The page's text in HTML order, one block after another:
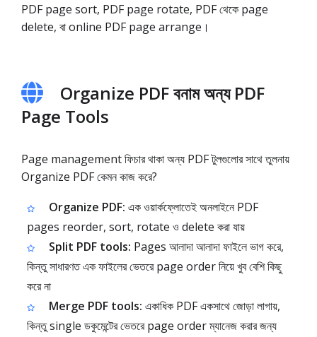
PDF page sort, PDF page rotate, PDF থেকে page
delete, বা online PDF page arrange।
Organize PDF বনাম অন্য PDF
Page Tools
Page management ফিচার থাকা অন্য PDF টুলগুলোর সাথে তুলনায়
Organize PDF কেমন কাজ করে?
Organize PDF: এক ওয়ার্কফ্লোতেই অনলাইনে PDF
pages reorder, sort, rotate ও delete করা যায়
Split PDF tools: Pages আলাদা আলাদা ফাইলে ভাগ করে,
কিন্তু সাধারণত এক ফাইলের ভেতরে page order নিয়ে খুব বেশি কিছু
করে না
Merge PDF tools: একাধিক PDF একসাথে জোড়া লাগায়,
কিন্তু single ডকুমেন্টের ভেতরে page order ম্যানেজ করার জন্য